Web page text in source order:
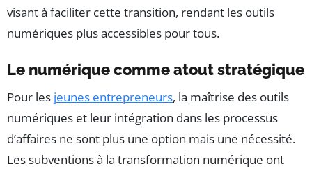
visant à faciliter cette transition, rendant les outils
numériques plus accessibles pour tous.
Le numérique comme atout stratégique
Pour les jeunes entrepreneurs, la maîtrise des outils
numériques et leur intégration dans les processus
d’affaires ne sont plus une option mais une nécessité.
Les subventions à la transformation numérique ont